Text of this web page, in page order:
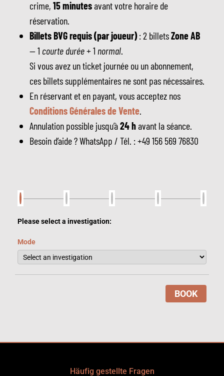
crime, 15 minutesavant votre horaire de
réservation.
Billets BVG requis (par joueur): 2 billetsZone AB
— 1 courte durée+ 1 normal
Si vous avez un ticket journée ou un abonnement,
ces billets supplémentaires ne sont pas nécessaires.
En réservant et en payant, vous acceptez nos
Conditions Générales de Vente
Annulation possible jusqu’à24 havant la séance.
Besoin d’aide ? WhatsApp / Tél. : +49 156 569 76830
Please select a investigation:
Mode
BOOK
Häufig gestellte Fragen